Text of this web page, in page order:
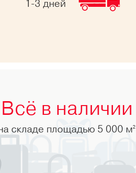
1-3 дней
Всё в наличии
складе площадью 5 000 м2